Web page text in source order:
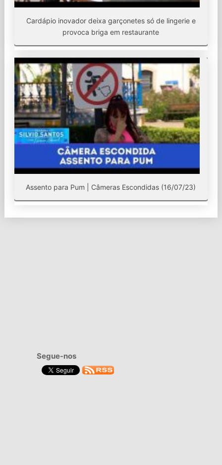
Cardápio inovador deixa garçonetes só de lingerie e
provoca briga em restaurante
Assento para Pum | Câmeras Escondidas (16/07/23)
Segue-nos